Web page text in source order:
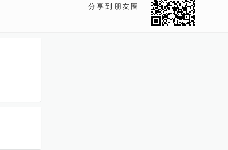
分享到朋友圈